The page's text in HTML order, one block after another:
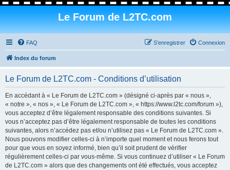
Le Forum de L2TC.com
FAQ Connexion
S’enregistrer
Index du forum
Le Forum de L2TC.com - Conditions d’utilisation
En accédant à « Le Forum de L2TC.com » (désigné ci-après par « nous »,
« notre », « nos », « Le Forum de L2TC.com », « https://www.l2tc.com/forum »),
vous acceptez d’être légalement responsable des conditions suivantes. Si
vous n’acceptez pas d’être légalement responsable de toutes les conditions
suivantes, alors n’accédez pas et/ou n’utilisez pas « Le Forum de L2TC.com ».
Nous pouvons modifier celles-ci à n’importe quel moment et nous ferons tout
pour que vous en soyez informé, bien qu’il soit prudent de vérifier
régulièrement celles-ci par vous-même. Si vous continuez d’utiliser « Le Forum
de L2TC.com » alors que des changements ont été effectués, vous acceptez